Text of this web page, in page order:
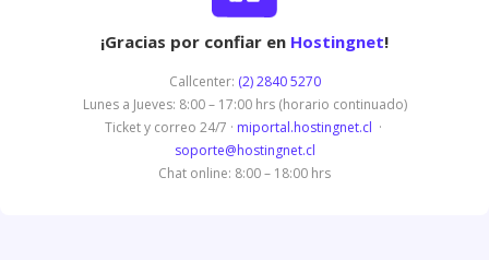
¡Gracias por confiar en Hostingnet!
Callcenter: (2) 2840 5270
Lunes a Jueves: 8:00 – 17:00 hrs (horario continuado)
Ticket y correo 24/7 · miportal.hostingnet.cl ·
soporte@hostingnet.cl
Chat online: 8:00 – 18:00 hrs